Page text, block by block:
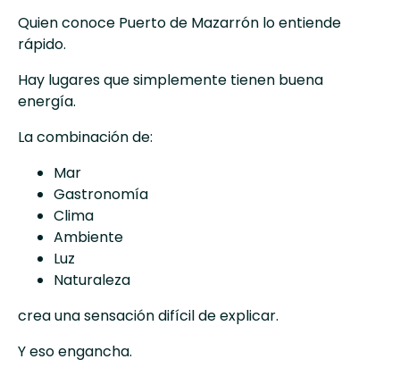
Quien conoce Puerto de Mazarrón lo entiende
rápido.
Hay lugares que simplemente tienen buena
energía.
La combinación de:
Mar
Gastronomía
Clima
Ambiente
Luz
Naturaleza
crea una sensación difícil de explicar.
Y eso engancha.